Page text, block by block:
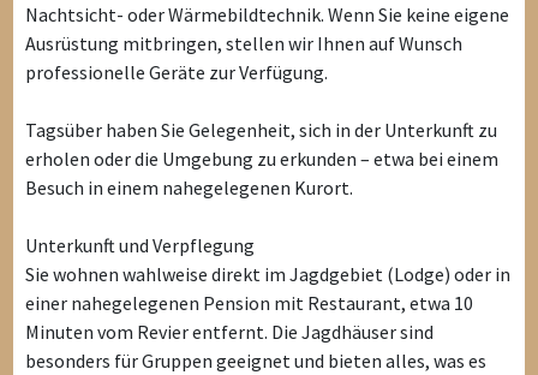
Nachtsicht- oder Wärmebildtechnik. Wenn Sie keine eigene
Ausrüstung mitbringen, stellen wir Ihnen auf Wunsch
professionelle Geräte zur Verfügung.
Tagsüber haben Sie Gelegenheit, sich in der Unterkunft zu
erholen oder die Umgebung zu erkunden – etwa bei einem
Besuch in einem nahegelegenen Kurort.
Unterkunft und Verpflegung
Sie wohnen wahlweise direkt im Jagdgebiet (Lodge) oder in
einer nahegelegenen Pension mit Restaurant, etwa 10
Minuten vom Revier entfernt. Die Jagdhäuser sind
besonders für Gruppen geeignet und bieten alles, was es